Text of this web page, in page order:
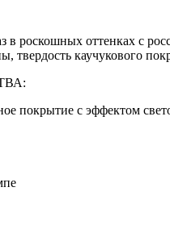
в роскошных оттенках с
твердость каучукового
покрытие с эффектом